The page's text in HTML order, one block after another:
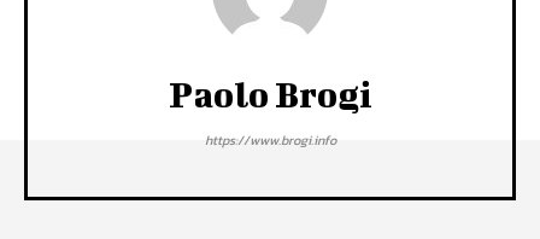
Paolo Brogi
https://www.brogi.info